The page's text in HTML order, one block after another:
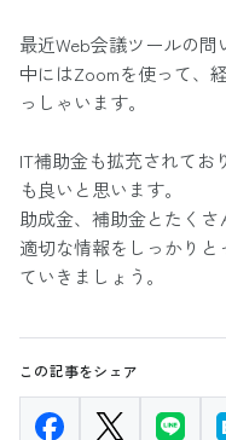
最近Web会議ツールの
中にはZoomを使って、
っしゃいます。
IT補助金も拡充されてお
も良いと思います。
助成金、補助金とたく
適切な情報をしっかり
ていきましょう。
この記事をシェア